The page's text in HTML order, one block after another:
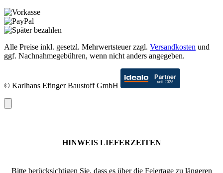
Alle Preise inkl. gesetzl. Mehrwertsteuer zzgl. Versandkosten und
ggf. Nachnahmegebühren, wenn nicht anders angegeben.
© Karlhans Efinger Baustoff GmbH
HINWEIS LIEFERZEITEN
Bitte berücksichtigen Sie, dass es über die Feiertage zu längeren